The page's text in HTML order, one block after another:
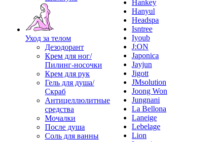
Уход за телом
Дезодорант
Крем для ног/
Пилинг-носочки
Крем для рук
Гель для душа/
Скраб
Антицеллюлитные
средства
Мочалки
После душа
Соль для ванны
Hankey
Hanyul
Headspa
Isntree
Iyoub
J:ON
Japonica
Jayjun
Jigott
JMsolution
Joong Won
Jungnani
La Bellona
Laneige
Lebelage
Lion